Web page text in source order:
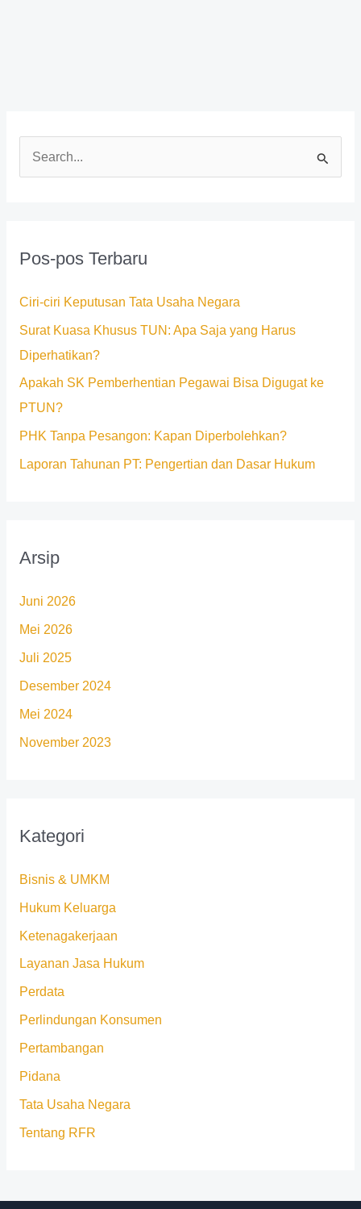
u
u
k
:
Pos-pos Terbaru
Ciri-ciri Keputusan Tata Usaha Negara
Surat Kuasa Khusus TUN: Apa Saja yang Harus
Diperhatikan?
Apakah SK Pemberhentian Pegawai Bisa Digugat ke
PTUN?
PHK Tanpa Pesangon: Kapan Diperbolehkan?
Laporan Tahunan PT: Pengertian dan Dasar Hukum
Arsip
Juni 2026
Mei 2026
Juli 2025
Desember 2024
Mei 2024
November 2023
Kategori
Bisnis & UMKM
Hukum Keluarga
Ketenagakerjaan
Layanan Jasa Hukum
Perdata
Perlindungan Konsumen
Pertambangan
Pidana
Tata Usaha Negara
Tentang RFR